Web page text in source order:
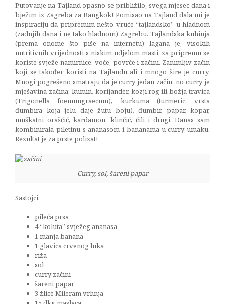
Putovanje na Tajland opasno se približilo, svega mjesec dana i
bježim iz Zagreba za Bangkok! Pomisao na Tajland dala mi je
inspiraciju da pripremim nešto vruće “tajlandsko” u hladnom
(zadnjih dana i ne tako hladnom) Zagrebu. Tajlandska kuhinja
(prema onome što piše na internetu) lagana je, visokih
nutritivnih vrijednosti s niskim udjelom masti, za pripremu se
koriste svježe namirnice: voće, povrće i začini. Zanimljiv začin
koji se također koristi na Tajlandu ali i mnogo šire je curry.
Mnogi pogrešeno smatraju da je curry jedan začin, no curry je
mješavina začina: kumin, korijander, kozji rog ili božja travica
(Trigonella foenumgraecum), kurkuma (turmeric, vrsta
đumbira koja jelu daje žutu boju), đumbir, papar, kopar,
muškatni oraščić, kardamon, klinčić, čili i drugi. Danas sam
kombinirala piletinu s ananasom i bananama u curry umaku.
Rezultat je za prste polizat!
Curry, sol, šareni papar
Sastojci:
pileća prsa
4 “koluta” svježeg ananasa
1 manja banana
1 glavica crvenog luka
riža
sol
curry začini
šareni papar
3 žlice Mileram vrhnja